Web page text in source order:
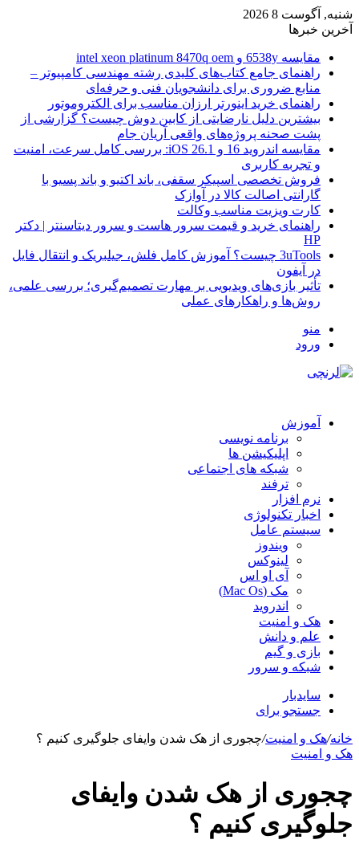
شنبه, آگوست 8 2026
آخرین خبرها
مقایسه 6538y و intel xeon platinum 8470q oem
راهنمای جامع کتاب‌های کلیدی رشته مهندسی کامپیوتر –
منابع ضروری برای دانشجویان فنی و حرفه‌ای
راهنمای خرید اینورتر ارزان مناسب برای الکتروموتور
بیشترین دلیل نارضایتی از کابین دوش چیست؟ گزارشی از
پشت صحنه پروژه‌های واقعی آریان جام
مقایسه اندروید 16 و iOS 26.1: بررسی کامل سرعت، امنیت
و تجربه کاربری
فروش تخصصی اسپیکر سقفی، باند اکتیو و باند پسیو با
گارانتی اصالت کالا در آوازک
کارت ویزیت مناسب وکالت
راهنمای خرید و قیمت سرور هاست و سرور دیتاسنتر | دکتر
HP
3uTools چیست؟ آموزش کامل فلش، جیلبریک و انتقال فایل
در آیفون
تأثیر بازی‌های ویدیویی بر مهارت تصمیم‌گیری؛ بررسی علمی،
روش‌ها و راهکارهای عملی
منو
ورود
آموزش
برنامه نویسی
اپلیکیشن ها
شبکه های اجتماعی
ترفند
نرم افزار
اخبار تکنولوژی
سیستم عامل
ویندوز
لینوکس
آی او اس
مک (Mac Os)
اندروید
هک و امنیت
علم و دانش
بازی و گیم
شبکه و سرور
سایدبار
جستجو برای
خانه/هک و امنیت/چجوری از هک شدن وایفای جلوگیری کنیم ؟
هک و امنیت
چجوری از هک شدن وایفای
جلوگیری کنیم ؟